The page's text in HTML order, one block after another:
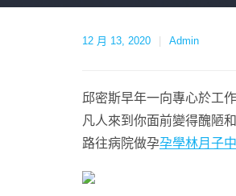
12 月 13, 2020 Admin
邱密斯早年一向專心於工
凡人來到你面前變得醜陋
路往病院做孕孕學林月子